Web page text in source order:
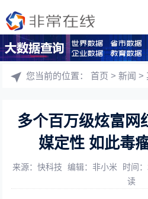
您当前的位置：首页 >新闻 >
多个百万级炫富网
媒定性 如此毒
来源：快科技 编辑：非小米 时间
读